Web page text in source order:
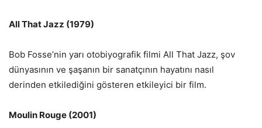
All That Jazz (1979)
Bob Fosse’nin yarı otobiyografik filmi All That Jazz, şov
dünyasının ve şaşanın bir sanatçının hayatını nasıl
derinden etkilediğini gösteren etkileyici bir film.
Moulin Rouge (2001)